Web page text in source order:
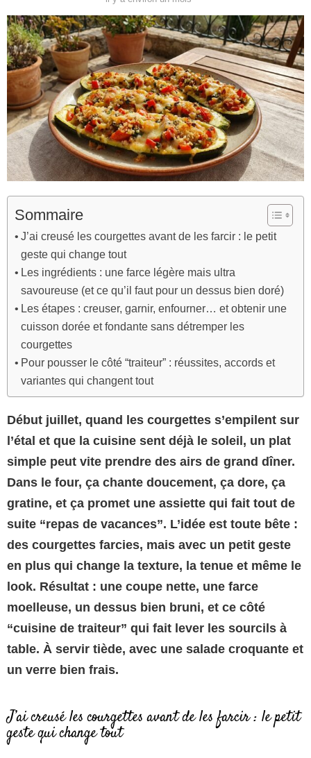
Sommaire
J’ai creusé les courgettes avant de les farcir : le petit
geste qui change tout
Les ingrédients : une farce légère mais ultra
savoureuse (et ce qu’il faut pour un dessus bien doré)
Les étapes : creuser, garnir, enfourner… et obtenir une
cuisson dorée et fondante sans détremper les
courgettes
Pour pousser le côté “traiteur” : réussites, accords et
variantes qui changent tout
Début juillet, quand les courgettes s’empilent sur
l’étal et que la cuisine sent déjà le soleil, un plat
simple peut vite prendre des airs de grand dîner.
Dans le four, ça chante doucement, ça dore, ça
gratine, et ça promet une assiette qui fait tout de
suite “repas de vacances”. L’idée est toute bête :
des courgettes farcies, mais avec un petit geste
en plus qui change la texture, la tenue et même le
look. Résultat : une coupe nette, une farce
moelleuse, un dessus bien bruni, et ce côté
“cuisine de traiteur” qui fait lever les sourcils à
table. À servir tiède, avec une salade croquante et
un verre bien frais.
J’ai creusé les courgettes avant de les farcir : le petit
geste qui change tout